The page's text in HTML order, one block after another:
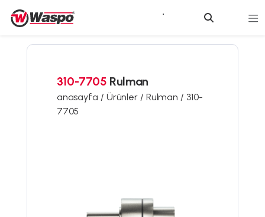
310-7705 Rulman
anasayfa / Ürünler / Rulman / 310-
7705